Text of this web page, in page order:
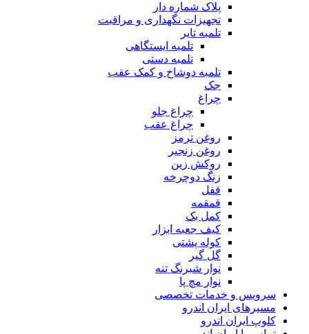
پلاک شماره دار
تجهیزات نگهداری و مراقبت
تلمبه تایر
تلمبه ایستگاهی
تلمبه دستی
تلمبه دوشاخ و کمک عقب
جک
چراغ
چراغ جلو
چراغ عقب
روغن ترمز
روغن زنجیر
روکش زین
زنگ دوچرخه
قفل
قمقمه
کمل بک
کیف جعبه ابزار
کوله پشتی
گل گیر
نوار شبرنگ تنه
نوار مچ پا
سرویس و خدمات تخصصی
مسیرهای ایران اندرو
کلوپ ایران اندرو